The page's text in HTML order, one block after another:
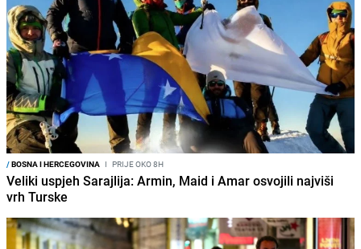
/BOSNA I HERCEGOVINA I PRIJE OKO 8H
Veliki uspjeh Sarajlija: Armin, Maid i Amar osvojili najviši
vrh Turske